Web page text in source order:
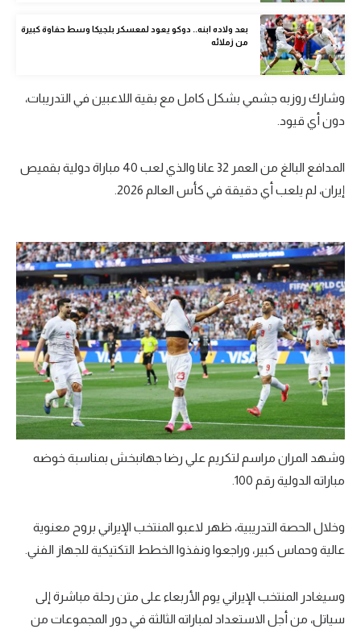
في المونديال
رياضة نسائية
آسيا
أمريكا
ركن الألعاب
ميركاتو
تحقيق في الجول
تقرير في الجول
تحليل في الجول
حكايات في الجول
كويز في الجول
فيديو في الجول
بعد ولاده ابنه.. دوكو يعود لمعسكر بلجيكا وسط حفاوة كبيرة
من زملائه
وشارك روزبه جشمي بشكل كامل مع بقية اللاعبين في التدريبات،
دون أي قيود.
المدافع البالغ من العمر 32 عانا والذي لعب 40 مباراة دولية بقميص
إيران، لم يلعب أي دقيقة في كأس العالم 2026.
وشهد المران مراسم لتكريم علي رضا جهانبخش بمناسبة خوضه
مباراته الدولية رقم 100.
وخلال الحصة التدريبية، ظهر لاعبو المنتخب الإيراني بروح معنوية
عالية وحماس كبير، وراجعوا ونفذوا الخطط التكتيكية للجهاز الفني.
وسيغادر المنتخب الإيراني يوم الأربعاء على متن رحلة مباشرة إلى
سياتل، من أجل الاستعداد لمباراته الثالثة في دور المجموعات من